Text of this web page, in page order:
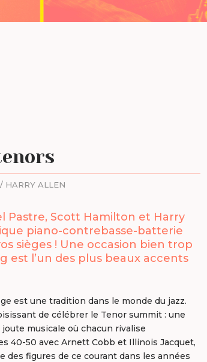
HARRY ALLEN
Pastre, Scott Hamilton et Harry
piano-contrebasse-batterie
sièges ! Une occasion bien trop
est l’un des plus beaux accents
est une tradition dans le monde du jazz.
de célébrer le Tenor summit : une
musicale où chacun rivalise
40-50 avec Arnett Cobb et Illinois Jacquet,
des figures de ce courant dans les années